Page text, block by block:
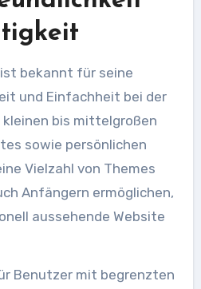
bekannt für seine
und Einfachheit bei der
kleinen bis mittelgroßen
sowie persönlichen
Vielzahl von Themes
Anfängern ermöglichen,
aussehende Website
Benutzer mit begrenzten